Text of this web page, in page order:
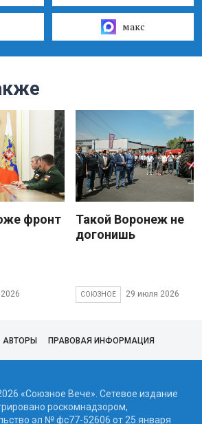
макс
фронт
Такой Воронеж не
догонишь
СОЮЗНОЕ 29 июля 2026
АВТОРЫ ПРАВОВАЯ ИНФОРМАЦИЯ
«Союзное Вече». Сетевое издание
роскомнадзором,
эл № фc77-52606 от 25 января